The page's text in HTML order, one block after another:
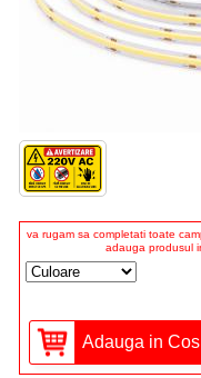
va rugam sa completati toate
adauga produsul